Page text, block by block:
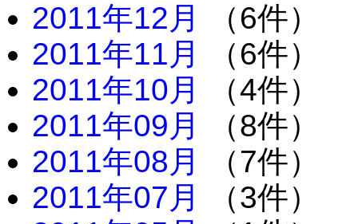
2011年12月
（6件）
2011年11月
（6件）
2011年10月
（4件）
2011年09月
（8件）
2011年08月
（7件）
2011年07月
（3件）